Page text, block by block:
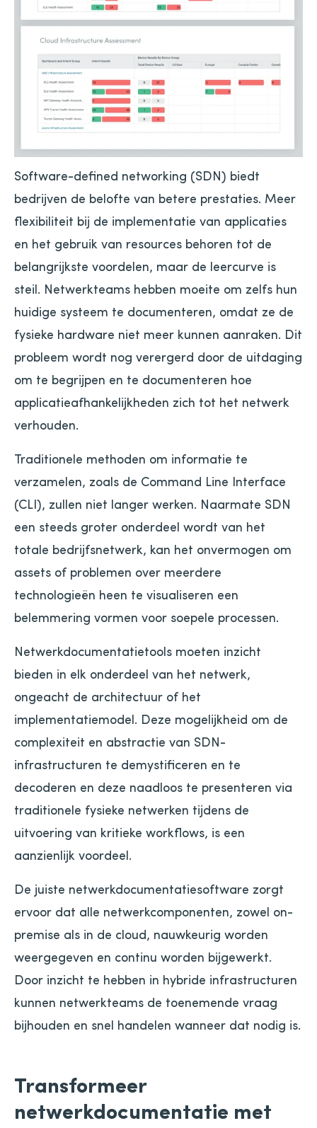
Software-defined networking (SDN) biedt
bedrijven de belofte van betere prestaties. Meer
flexibiliteit bij de implementatie van applicaties
en het gebruik van resources behoren tot de
belangrijkste voordelen, maar de leercurve is
steil. Netwerkteams hebben moeite om zelfs hun
huidige systeem te documenteren, omdat ze de
fysieke hardware niet meer kunnen aanraken. Dit
probleem wordt nog verergerd door de uitdaging
om te begrijpen en te documenteren hoe
applicatieafhankelijkheden zich tot het netwerk
verhouden.
Traditionele methoden om informatie te
verzamelen, zoals de Command Line Interface
(CLI), zullen niet langer werken. Naarmate SDN
een steeds groter onderdeel wordt van het
totale bedrijfsnetwerk, kan het onvermogen om
assets of problemen over meerdere
technologieën heen te visualiseren een
belemmering vormen voor soepele processen.
Netwerkdocumentatietools moeten inzicht
bieden in elk onderdeel van het netwerk,
ongeacht de architectuur of het
implementatiemodel. Deze mogelijkheid om de
complexiteit en abstractie van SDN-
infrastructuren te demystificeren en te
decoderen en deze naadloos te presenteren via
traditionele fysieke netwerken tijdens de
uitvoering van kritieke workflows, is een
aanzienlijk voordeel.
De juiste netwerkdocumentatiesoftware zorgt
ervoor dat alle netwerkcomponenten, zowel on-
premise als in de cloud, nauwkeurig worden
weergegeven en continu worden bijgewerkt.
Door inzicht te hebben in hybride infrastructuren
kunnen netwerkteams de toenemende vraag
bijhouden en snel handelen wanneer dat nodig is.
Transformeer
netwerkdocumentatie met